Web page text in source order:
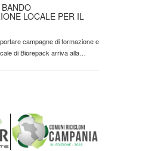
LOCALE PER IL
campagne di formazione e
di Biorepack arriva alla…